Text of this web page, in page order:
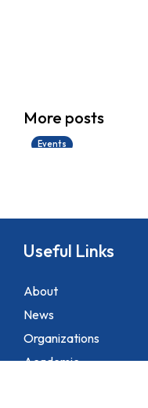
More posts
Events
28/06/2026
Useful Links
About
News
Organizations
Academic